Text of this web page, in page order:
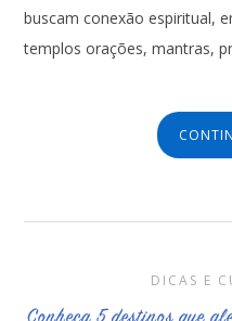
buscam conexão espiritual,
templos orações, mantras,
DICAS E